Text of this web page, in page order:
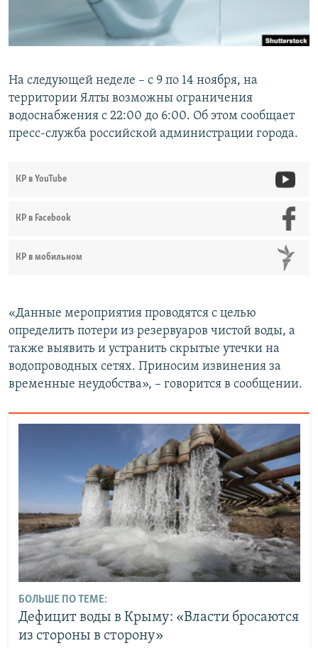
ПОБЕДИТЕЛЕЙ НЕ СУДЯТ?
КРЫМ.НЕПОКОРЕННЫЙ
УКРАИНСКАЯ ПРОБЛЕМА КРЫМА
ПРИСОЕДИНЯЙТЕСЬ!
Все сайты RFE/RL
На следующей неделе – с 9 по 14 ноября, на
территории Ялты возможны ограничения
водоснабжения с 22:00 до 6:00. Об этом сообщает
пресс-служба российской администрации города.
КР в YouTube
КР в Facebook
КР в мобильном
«Данные мероприятия проводятся с целью
определить потери из резервуаров чистой воды, а
также выявить и устранить скрытые утечки на
водопроводных сетях. Приносим извинения за
временные неудобства», – говорится в сообщении.
БОЛЬШЕ ПО ТЕМЕ:
Дефицит воды в Крыму: «Власти бросаются
из стороны в сторону»